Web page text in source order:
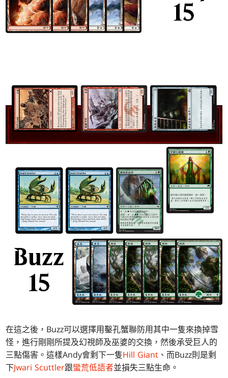
在這之後，Buzz可以選擇用鑿孔蟹聯防用其中一隻來換掉雪
怪，進行剛剛所提及幻視師及巫婆的交換，然後承受巨人的
三點傷害。這樣Andy會剩下一隻Hill Giant 、而Buzz則是剩
下Jwari Scuttler跟蠻荒低語者並損失三點生命。